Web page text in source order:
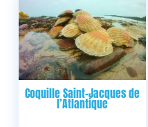
Coquille Saint-Jacques de
l’Atlantique